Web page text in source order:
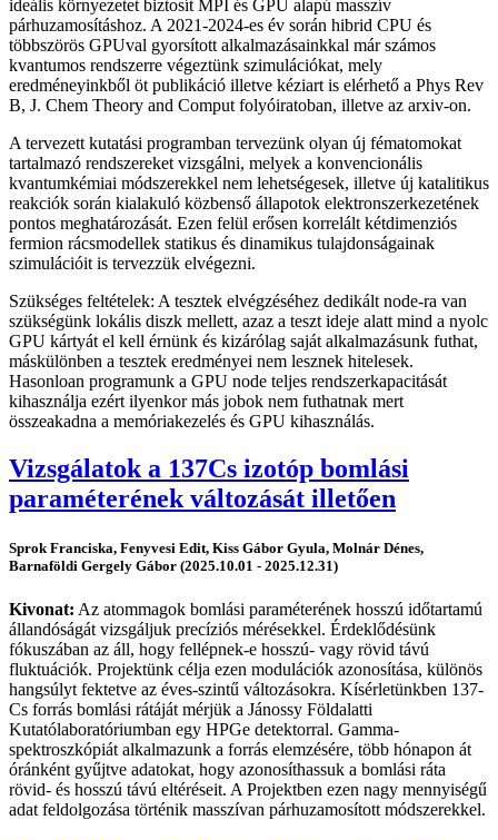
ideális környezetet biztosít MPI és GPU alapú masszív
párhuzamosításhoz. A 2021-2024-es év során hibrid CPU és
többszörös GPUval gyorsított alkalmazásainkkal már számos
kvantumos rendszerre végeztünk szimulációkat, mely
eredméneyinkből öt publikáció illetve kéziart is elérhető a Phys Rev
B, J. Chem Theory and Comput folyóiratoban, illetve az arxiv-on.
A tervezett kutatási programban tervezünk olyan új fématomokat
tartalmazó rendszereket vizsgálni, melyek a konvencionális
kvantumkémiai módszerekkel nem lehetségesek, illetve új katalitikus
reakciók során kialakuló közbenső állapotok elektronszerkezetének
pontos meghatározását. Ezen felül erősen korrelált kétdimenziós
fermion rácsmodellek statikus és dinamikus tulajdonságainak
szimulációit is tervezzük elvégezni.
Szükséges feltételek: A tesztek elvégzéséhez dedikált node-ra van
szükségünk lokális diszk mellett, azaz a teszt ideje alatt mind a nyolc
GPU kártyát el kell érnünk és kizárólag saját alkalmazásunk futhat,
máskülönben a tesztek eredményei nem lesznek hitelesek.
Hasonloan programunk a GPU node teljes rendszerkapacitását
kihasználja ezért ilyenkor más jobok nem futhatnak mert
összeakadna a memóriakezelés és GPU kihasználás.
Vizsgálatok a 137Cs izotóp bomlási
paraméterének változását illetően
Sprok Franciska, Fenyvesi Edit, Kiss Gábor Gyula, Molnár Dénes,
Barnaföldi Gergely Gábor (2025.10.01 - 2025.12.31)
Kivonat: Az atommagok bomlási paraméterének hosszú időtartamú
állandóságát vizsgáljuk precíziós mérésekkel. Érdeklődésünk
fókuszában az áll, hogy fellépnek-e hosszú- vagy rövid távú
fluktuációk. Projektünk célja ezen modulációk azonosítása, különös
hangsúlyt fektetve az éves-szintű változásokra. Kísérletünkben 137-
Cs forrás bomlási rátáját mérjük a Jánossy Földalatti
Kutatólaboratóriumban egy HPGe detektorral. Gamma-
spektroszkópiát alkalmazunk a forrás elemzésére, több hónapon át
óránként gyűjtve adatokat, hogy azonosíthassuk a bomlási ráta
rövid- és hosszú távú eltéréseit. A Projektben ezen nagy mennyiségű
adat feldolgozása történik masszívan párhuzamosított módszerekkel.